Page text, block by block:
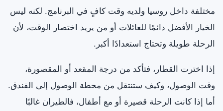
مختلفة داخل روسيا ولديه وقت كافٍ في البرنامج. لكنه ليس
الخيار الأفضل دائمًا للعائلات أو من يريد اختصار الوقت، لأن
الرحلة طويلة وتحتاج استعدادًا أكبر.
إذا اخترت القطار، فتأكد من درجة المقعد أو المقصورة،
وقت الوصول، وكيف ستنتقل من محطة الوصول إلى الفندق.
أما إذا كانت الرحلة قصيرة أو مع أطفال، فالطيران غالبًا